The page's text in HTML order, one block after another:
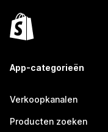
App-categorieën
Verkoopkanalen
Producten zoeken